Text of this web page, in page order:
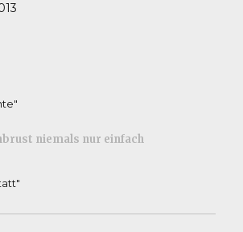
niemals nur einfach